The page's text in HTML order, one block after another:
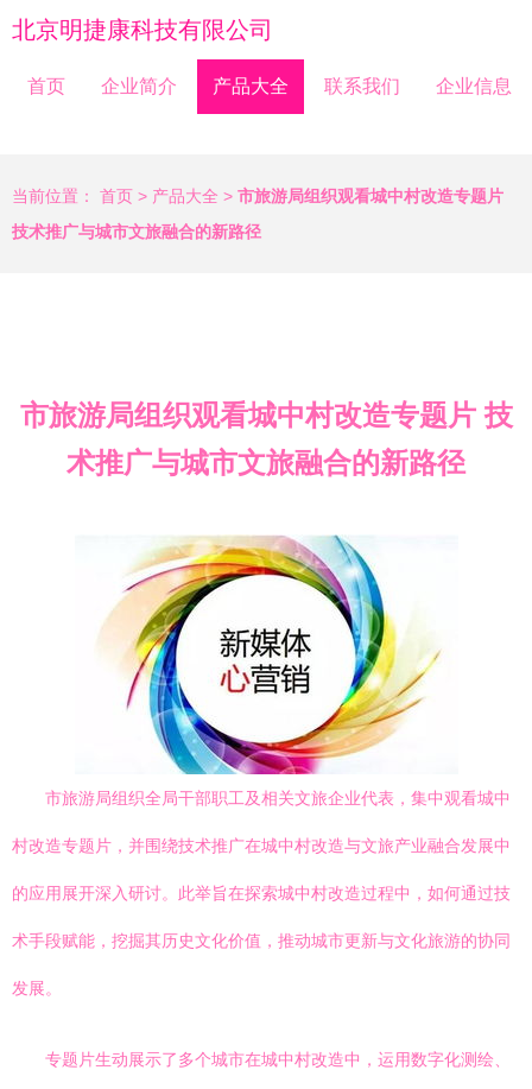
北京明捷康科技有限公司
首页 企业简介 产品大全 联系我们 企业信息
当前位置： 首页 > 产品大全 > 市旅游局组织观看城中村改造专题片
技术推广与城市文旅融合的新路径
市旅游局组织观看城中村改造专题片 技
术推广与城市文旅融合的新路径
市旅游局组织全局干部职工及相关文旅企业代表，集中观看城中
村改造专题片，并围绕技术推广在城中村改造与文旅产业融合发展中
的应用展开深入研讨。此举旨在探索城中村改造过程中，如何通过技
术手段赋能，挖掘其历史文化价值，推动城市更新与文化旅游的协同
发展。
专题片生动展示了多个城市在城中村改造中，运用数字化测绘、